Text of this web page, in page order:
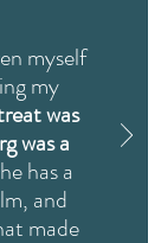
myself
my
was
was a
has a
and
made